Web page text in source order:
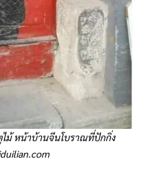
ม้ หน้าบ้านจีนโบราณที่ปักกิ่ง